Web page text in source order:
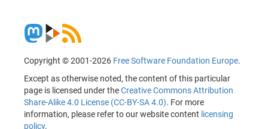
Copyright © 2001-2026 Free Software Foundation Europe.
Except as otherwise noted, the content of this particular
page is licensed under theCreative Commons Attribution
Share-Alike 4.0 License (CC-BY-SA 4.0). For more
information, please refer to our website content licensing
policy.